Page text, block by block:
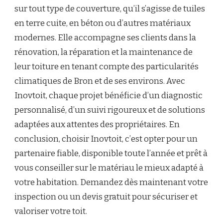
sur tout type de couverture, qu’il s’agisse de tuiles
en terre cuite, en béton ou d’autres matériaux
modernes. Elle accompagne ses clients dans la
rénovation, la réparation et la maintenance de
leur toiture en tenant compte des particularités
climatiques de Bron et de ses environs. Avec
Inovtoit, chaque projet bénéficie d’un diagnostic
personnalisé, d’un suivi rigoureux et de solutions
adaptées aux attentes des propriétaires. En
conclusion, choisir Inovtoit, c’est opter pour un
partenaire fiable, disponible toute l’année et prêt à
vous conseiller sur le matériau le mieux adapté à
votre habitation. Demandez dès maintenant votre
inspection ou un devis gratuit pour sécuriser et
valoriser votre toit.